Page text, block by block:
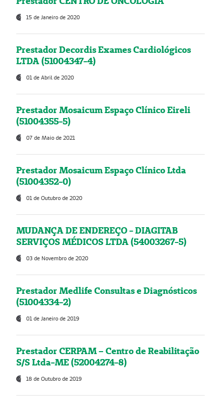
15 de Janeiro de 2020
Prestador Decordis Exames Cardiológicos
LTDA (51004347-4)
01 de Abril de 2020
Prestador Mosaicum Espaço Clínico Eireli
(51004355-5)
07 de Maio de 2021
Prestador Mosaicum Espaço Clínico Ltda
(51004352-0)
01 de Outubro de 2020
MUDANÇA DE ENDEREÇO - DIAGITAB
SERVIÇOS MÉDICOS LTDA (54003267-5)
03 de Novembro de 2020
Prestador Medlife Consultas e Diagnósticos
(51004334-2)
01 de Janeiro de 2019
Prestador CERPAM – Centro de Reabilitação
S/S Ltda-ME (52004274-8)
18 de Outubro de 2019